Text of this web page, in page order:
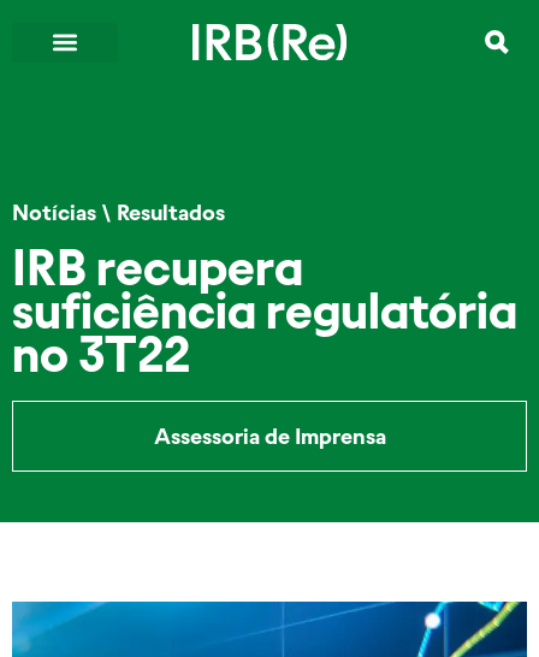
Notícias \ Resultados
IRB recupera
suficiência regulatória
no 3T22
Assessoria de Imprensa